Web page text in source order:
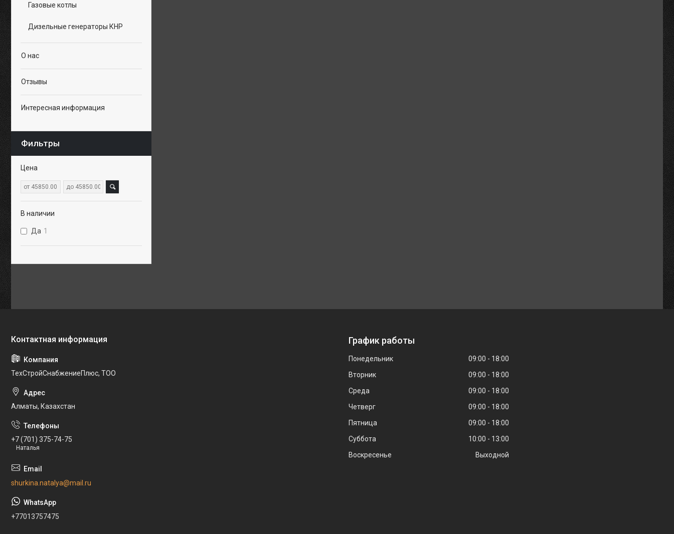
Газовые котлы
Дизельные генераторы КНР
О нас
Отзывы
Интересная информация
Фильтры
Цена
В наличии
Да 1
ТехСтройСнабжениеПлюс, ТОО
Алматы, Казахстан
+7 (701) 375-74-75
Наталья
shurkina.natalya@mail.ru
+77013757475
График работы
Понедельник 09:00
18:00
Вторник
09:00
18:00
Среда
09:00
18:00
Четверг
09:00
18:00
Пятница
09:00
18:00
Суббота
10:00
13:00
Воскресенье
Выходной